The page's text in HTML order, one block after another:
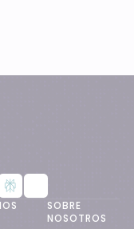
SOBRE
NOSOTROS